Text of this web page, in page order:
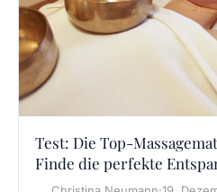
Test: Die Top-
Finde die perfekte